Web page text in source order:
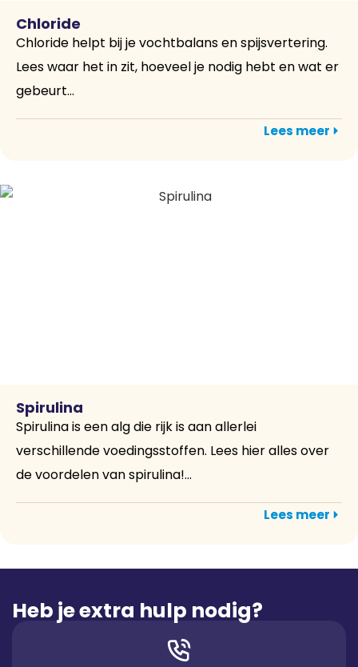
Chloride
Chloride helpt bij je vochtbalans en spijsvertering.
Lees waar het in zit, hoeveel je nodig hebt en wat er
gebeurt...
Lees meer
Spirulina
Spirulina is een alg die rijk is aan allerlei
verschillende voedingsstoffen. Lees hier alles over
de voordelen van spirulina!...
Lees meer
Heb je extra hulp nodig?